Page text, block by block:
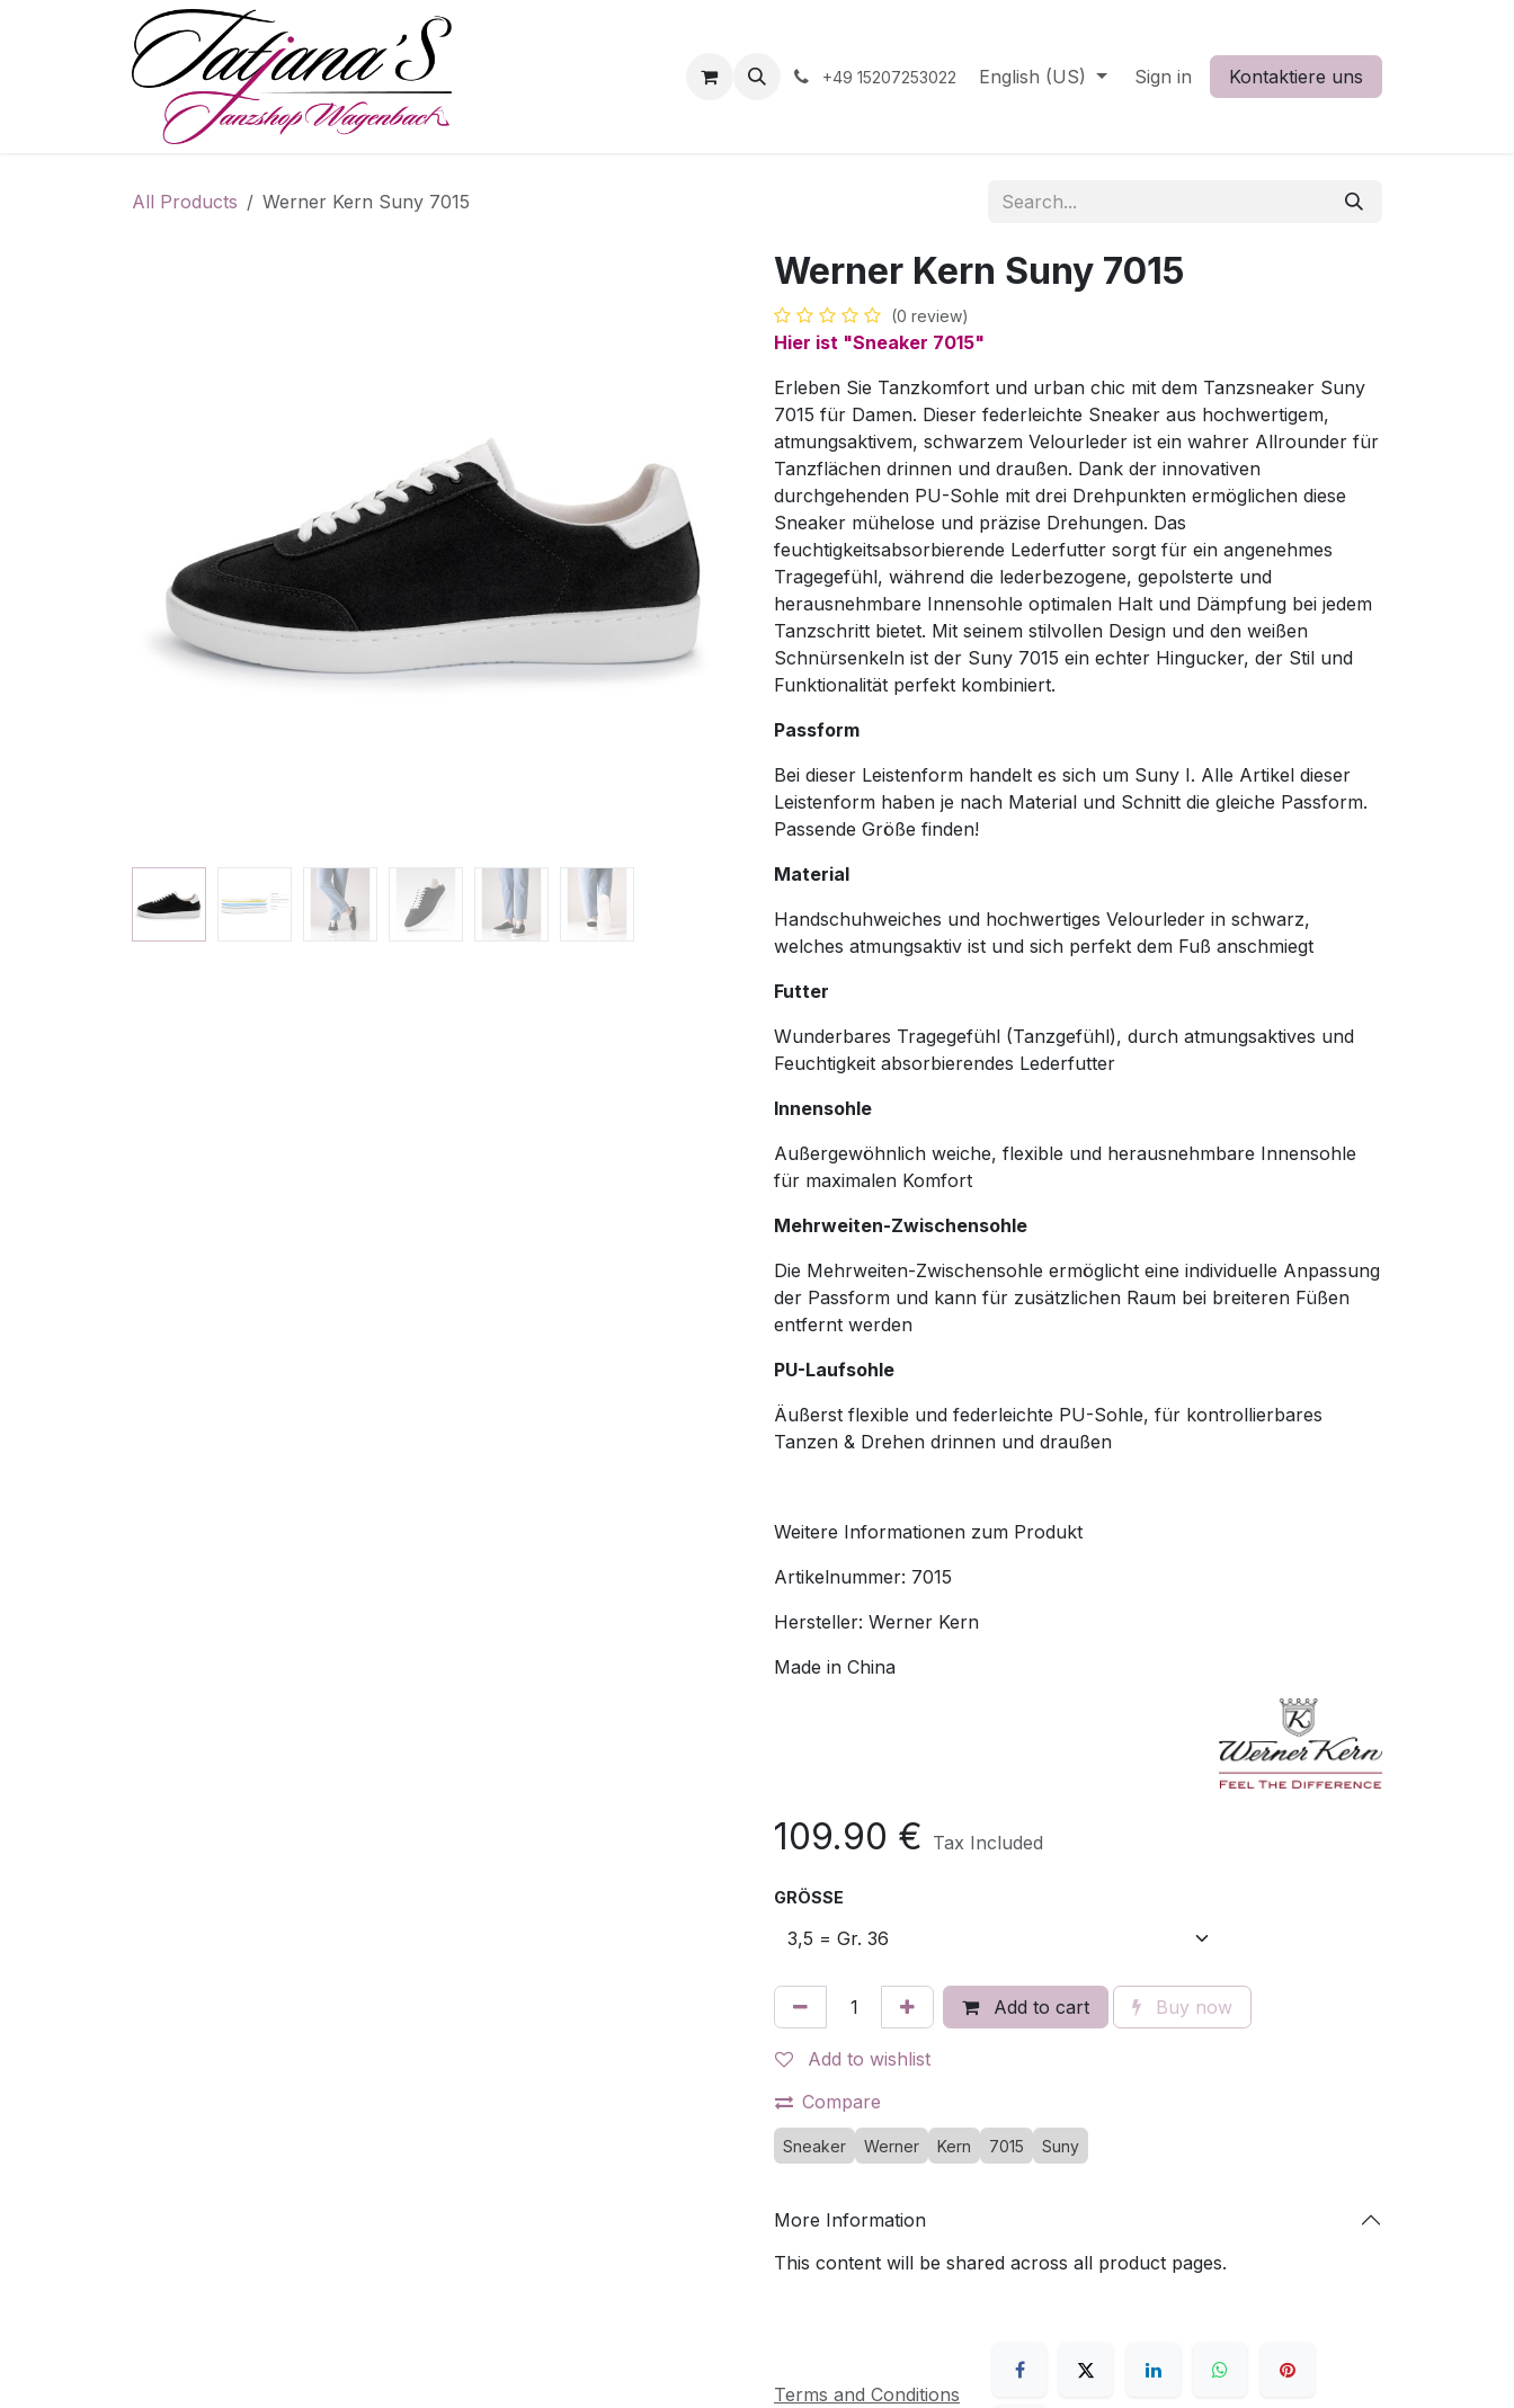
Appointment +49 15207253022 English (US) Sign in Kontaktiere uns
All Products Werner Kern Suny 7015
Werner Kern Suny 7015
(0 review)
Hier ist "Sneaker 7015"
Erleben Sie Tanzkomfort und urban chic mit dem Tanzsneaker Suny
7015 für Damen. Dieser federleichte Sneaker aus hochwertigem,
atmungsaktivem, schwarzem Velourleder ist ein wahrer Allrounder für
Tanzflächen drinnen und draußen. Dank der innovativen
durchgehenden PU-Sohle mit drei Drehpunkten ermöglichen diese
Sneaker mühelose und präzise Drehungen. Das
feuchtigkeitsabsorbierende Lederfutter sorgt für ein angenehmes
Tragegefühl, während die lederbezogene, gepolsterte und
herausnehmbare Innensohle optimalen Halt und Dämpfung bei jedem
Tanzschritt bietet. Mit seinem stilvollen Design und den weißen
Schnürsenkeln ist der Suny 7015 ein echter Hingucker, der Stil und
Funktionalität perfekt kombiniert.
Passform
Bei dieser Leistenform handelt es sich um Suny I. Alle Artikel dieser
Leistenform haben je nach Material und Schnitt die gleiche Passform.
Passende Größe finden!
Material
Handschuhweiches und hochwertiges Velourleder in schwarz,
welches atmungsaktiv ist und sich perfekt dem Fuß anschmiegt
Futter
Wunderbares Tragegefühl (Tanzgefühl), durch atmungsaktives und
Feuchtigkeit absorbierendes Lederfutter
Innensohle
Außergewöhnlich weiche, flexible und herausnehmbare Innensohle
für maximalen Komfort
Mehrweiten-Zwischensohle
Die Mehrweiten-Zwischensohle ermöglicht eine individuelle Anpassung
der Passform und kann für zusätzlichen Raum bei breiteren Füßen
entfernt werden
PU-Laufsohle
Äußerst flexible und federleichte PU-Sohle, für kontrollierbares
Tanzen & Drehen drinnen und draußen
Weitere Informationen zum Produkt
Artikelnummer: 7015
Hersteller: Werner Kern
Made in China
109.90 € Tax Included
GRÖSSE
Add to cart Buy now
Add to wishlist
Compare
Sneaker Werner Kern 7015 Suny
More Information
This content will be shared across all product pages.
Terms and Conditions